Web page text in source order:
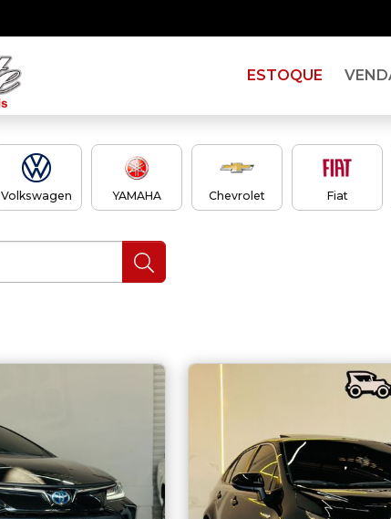
ESTOQUE
Volkswagen YAMAHA Chevrolet Fiat